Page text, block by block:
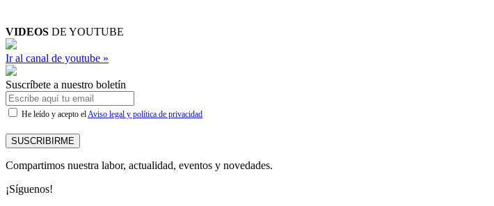
VIDEOS DE YOUTUBE
Ir al canal de youtube »
Suscríbete a nuestro boletín
He leído y acepto elAviso legal y política de privacidad
SUSCRIBIRME
Compartimos nuestra labor, actualidad, eventos y novedades.
¡Síguenos!